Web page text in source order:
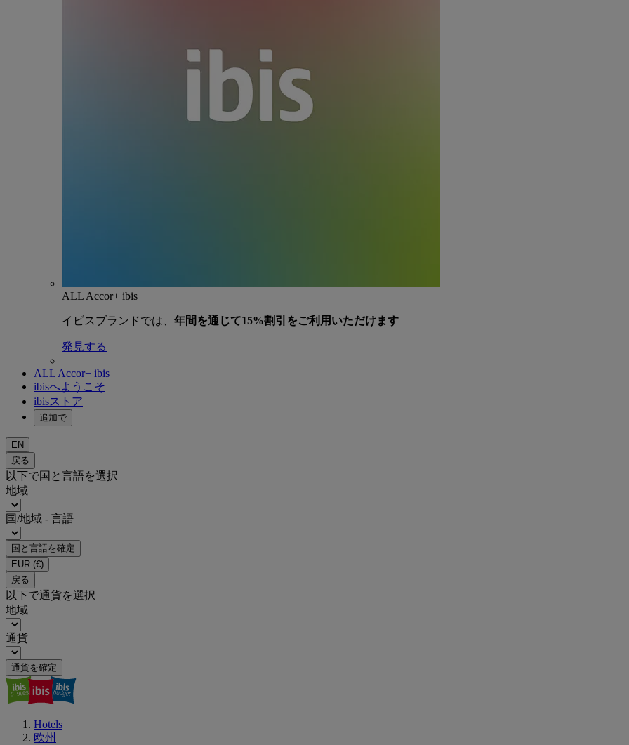
ALL Accor+ ibis
イビスブランドでは、 年間を通じて15%割引をご利用いただけます
発見する
ALL Accor+ ibis
ibisへようこそ
ibisストア
追加で
EN
戻る
以下で国と言語を選択
地域
国/地域 - 言語
国と言語を確定
EUR (€)
戻る
以下で通貨を選択
地域
通貨
通貨を確定
Hotels
欧州